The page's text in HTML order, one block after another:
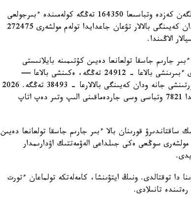
- ءبىرىنشى، ەكىنشى جانە ءۇشىنشى بالا دۇنيەگە كەلگەن كەزدە وتباسىعا 164350 تەڭگە كولەمىندە ءبىرجولعى
مەملەكەتتىك جاردەماقى تولەنەدى. ءتورتىنشى جانە ودان كەيىنگى بالالار تۋعان جاعدايدا تولەم مولشەرى 272475
الاڭىندا.
جارىم جاسقا تولعانعا دەيىن كۇتىمىنە بايلانىستى
مەملەكەتتىك جاردەماقى بەرىلەدى. بيىل ونىڭ مولشەرى ءبىرىنشى بالاعا - 24912 تەڭگە، ەكىنشى بالاعا —
29454 تەڭگە، ءۇشىنشى بالاعا - 33952 تەڭگە، ءتورتىنشى جانە ودان كەيىنگى بالالارعا - 38493 تەڭگە. 2026
-جىلعى 1- تامىزداعى جاعداي بويىنشا استانا قالاسىندا 7821 وتباسى وسى جاردەماقىنى الىپ وتىر دەپ اتاپ
ساقتاندىرۋ قورىنان بالا ءبىر جارىم جاسقا تولعانعا دەيىن
مولشەرى سوڭعى ەكى جىلداعى الەۋمەتتىك اۋدارىمدار
دا توقتالدى. ونىڭ ايتۋىنشا، كامەلەتكە تولماعان ءتورت
تانىلادى.